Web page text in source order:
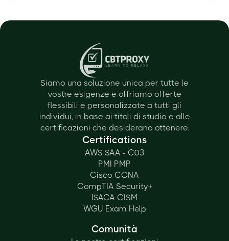
Siamo una soluzione unica per tutte le
vostre esigenze e offriamo offerte
flessibili e personalizzate a tutti gli
individui, in base ai titoli di studio e alle
certificazioni che desiderano ottenere.
Certifications
AWS SAA - C03
PMI PMP
Cisco CCNA
CompTIA Security+
ISACA CISM
WGU Exam Help
Comunità